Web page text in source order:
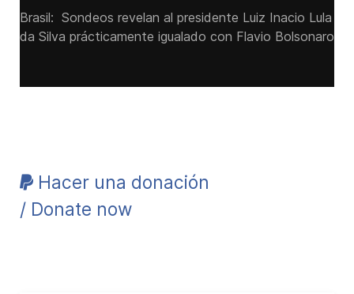
Brasil: Sondeos revelan al presidente Luiz Inacio Lula
da Silva prácticamente igualado con Flavio Bolsonaro
Hacer una donación
/ Donate now